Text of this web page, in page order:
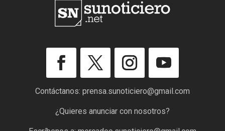
Contáctanos: prensa.sunoticiero@gmail.com
¿Quieres anunciar con nosotros?